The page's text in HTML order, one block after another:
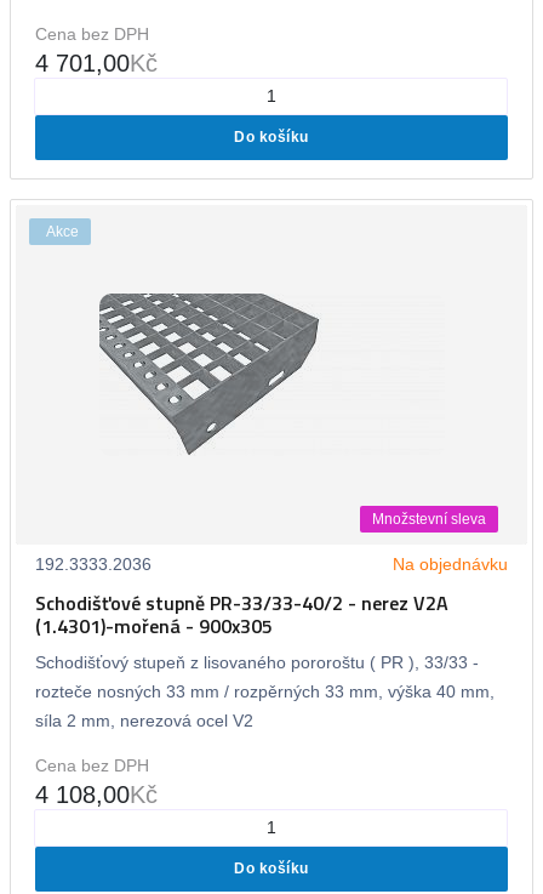
Cena bez DPH
4 701,00Kč
Do košíku
Akce
Množstevní sleva
192.3333.2036 Na objednávku
Schodišťové stupně PR-33/33-40/2 - nerez V2A
(1.4301)-mořená - 900x305
Schodišťový stupeň z lisovaného pororoštu ( PR ), 33/33 -
rozteče nosných 33 mm / rozpěrných 33 mm, výška 40 mm,
síla 2 mm, nerezová ocel V2
Cena bez DPH
4 108,00Kč
Do košíku